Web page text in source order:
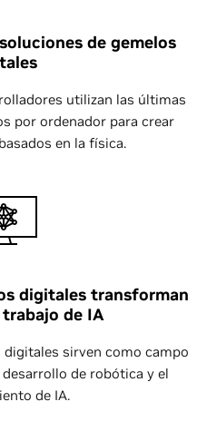
de gemelos
utilizan las últimas
por ordenador para crear
en la física.
digitales transforman
de IA
sirven como campo
de robótica y el
de IA.